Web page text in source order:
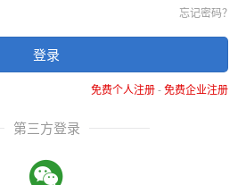
忘记密码？
登录
免费个人注册-免费企业注册
第三方登录